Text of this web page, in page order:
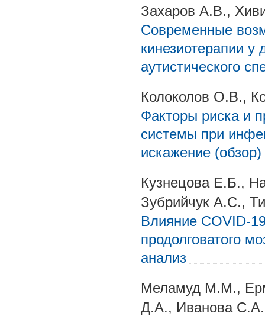
Захаров А.В.,
Современные
кинезиотерапии у
аутистического
Колоколов О.В.,
Факторы риска и
системы при
искажение (обзор)
Кузнецова Е.Б.,
Зубрийчук А.С.,
Влияние COVID-
продолговатого
анализ
Меламуд М.М.,
Д.А., Иванова